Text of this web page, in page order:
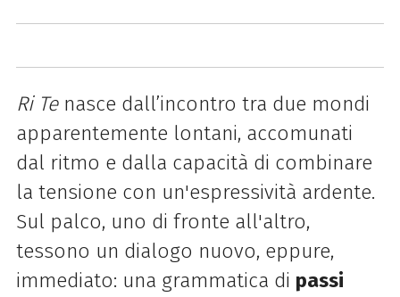
Ri Tenasce dall’incontro tra due mondi
apparentemente lontani, accomunati
dal ritmo e dalla capacità di combinare
la tensione con un'espressività ardente.
Sul palco, uno di fronte all'altro,
tessono un dialogo nuovo, eppure,
immediato: una grammatica di passi